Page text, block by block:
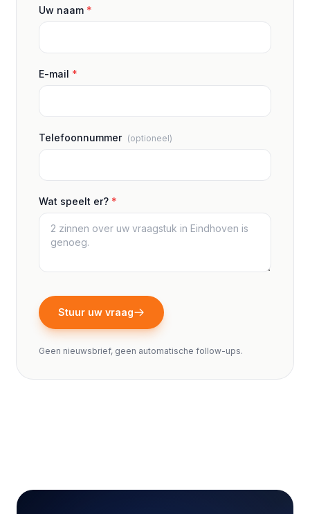
Uw naam *
E-mail *
Telefoonnummer (optioneel)
Wat speelt er? *
Stuur uw vraag
Geen nieuwsbrief, geen automatische follow-ups.